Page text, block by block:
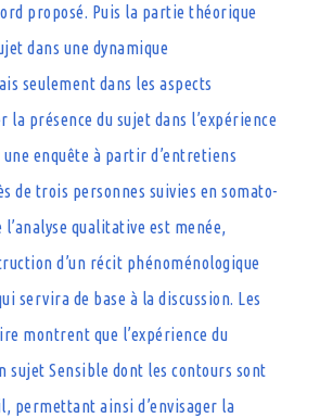
proposé. Puis la partie théorique
dans une dynamique
seulement dans les aspects
la présence du sujet dans l’expérience
une enquête à partir d’entretiens
de trois personnes suivies en somato-
l’analyse qualitative est menée,
d’un récit phénoménologique
servira de base à la discussion. Les
montrent que l’expérience du
sujet Sensible dont les contours sont
permettant ainsi d’envisager la